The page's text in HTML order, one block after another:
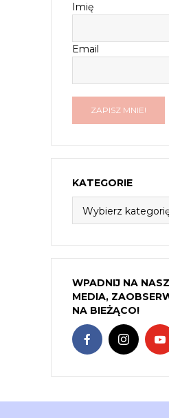
Imię
Email
KATEGORIE
WPADNIJ NA
MEDIA,
NA BIEŻĄCO!